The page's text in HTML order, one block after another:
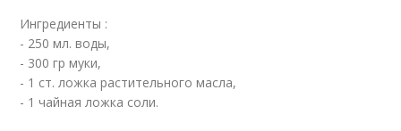
Ингредиенты :
- 250 мл. воды,
- 300 гр муки,
- 1 ст. ложка растительного масла,
- 1 чайная ложка соли.